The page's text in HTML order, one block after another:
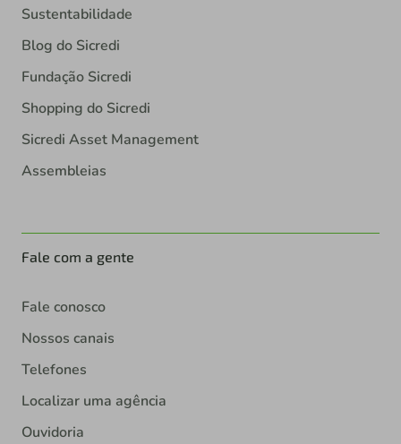
Sustentabilidade
Blog do Sicredi
Fundação Sicredi
Shopping do Sicredi
Sicredi Asset Management
Assembleias
Fale com a gente
Fale conosco
Nossos canais
Telefones
Localizar uma agência
Ouvidoria